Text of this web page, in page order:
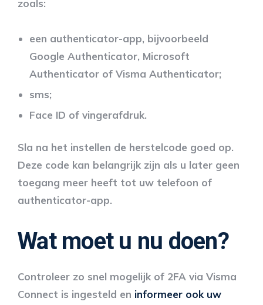
zoals:
een authenticator-app, bijvoorbeeld
Google Authenticator, Microsoft
Authenticator of Visma Authenticator;
sms;
Face ID of vingerafdruk.
Sla na het instellen de herstelcode goed op.
Deze code kan belangrijk zijn als u later geen
toegang meer heeft tot uw telefoon of
authenticator-app.
Wat moet u nu doen?
Controleer zo snel mogelijk of 2FA via Visma
Connect is ingesteld en informeer ook uw